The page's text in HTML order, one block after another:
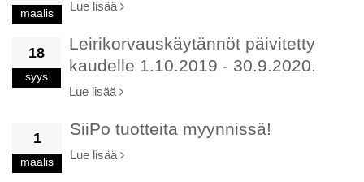
maalis
Lue lisää
18
syys
Leirikorvauskäytännöt päivitetty
kaudelle 1.10.2019 - 30.9.2020.
Lue lisää
1
maalis
SiiPo tuotteita myynnissä!
Lue lisää